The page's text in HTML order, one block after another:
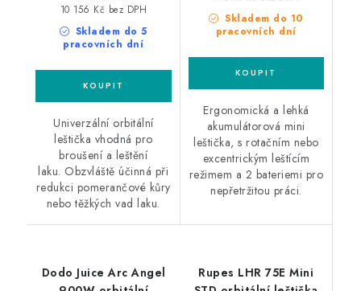
Skladem do 5
pracovních dní
10 156 Kč bez DPH
Univerzální orbitální
leštička vhodná pro
broušení a leštění
laku. Obzvláště účinná při
redukci pomerančové kůry
nebo těžkých vad laku.
Skladem do 10
pracovních dní
Ergonomická a lehká
akumulátorová mini
leštička, s rotačním nebo
excentrickým leštícím
režimem a 2 bateriemi pro
nepřetržitou práci.
Dodo Juice Arc Angel
Rupes LHR 75E Mini